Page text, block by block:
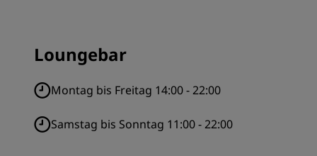
Loungebar
Montag bis Freitag 14:00 - 22:00
Samstag bis Sonntag 11:00 - 22:00